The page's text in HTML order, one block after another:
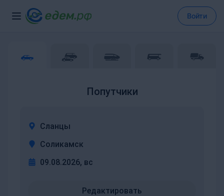
Войти
Попутчики
Сланцы
Соликамск
09.08.2026, вс
Редактировать